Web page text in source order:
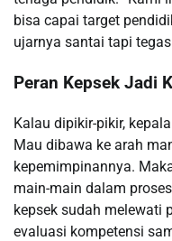
bisa capai target
ujarnya santai tapi
Peran Kepsek Jadi
Kalau dipikir-pikir,
Mau dibawa ke arah
kepemimpinannya.
main-main dalam
kepsek sudah melewati
evaluasi kompetensi